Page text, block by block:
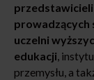
prowadzących
uczelni
edukacji,
przemysłu, a